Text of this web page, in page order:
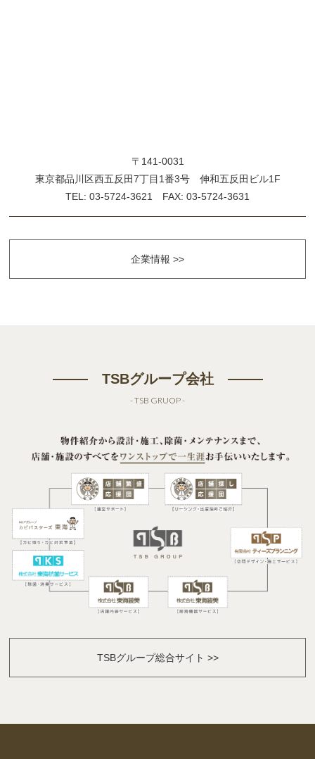
〒141-0031
東京都品川区西五反田7丁目1番3号 伸和五反田ビル1F
TEL: 03-5724-3621 FAX: 03-5724-3631
企業情報 >>
TSBグループ会社
- TSB GRUOP -
TSBグループ総合サイト >>